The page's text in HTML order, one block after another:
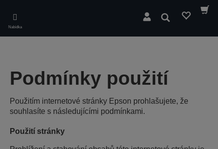
main
content
Nabídka
Hledat
Podmínky použití
Použitím internetové stránky Epson prohlašujete, že
souhlasíte s následujícími podmínkami.
Použití stránky